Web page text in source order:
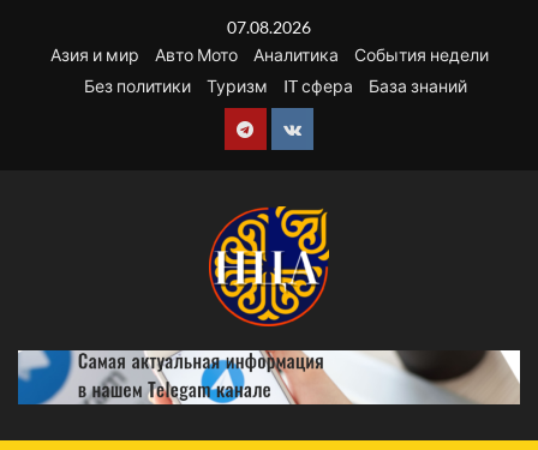
содержимому
07.08.2026
Азия и мир
Авто Мото Аналитика
События недели
Без политики
Туризм IT сфера База знаний
Telegram
VK